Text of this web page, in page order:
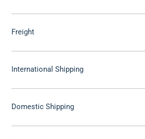
Freight
International Shipping
Domestic Shipping